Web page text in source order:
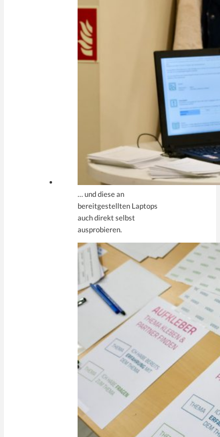
… und diese an
bereitgestellten Laptops
auch direkt selbst
ausprobieren.